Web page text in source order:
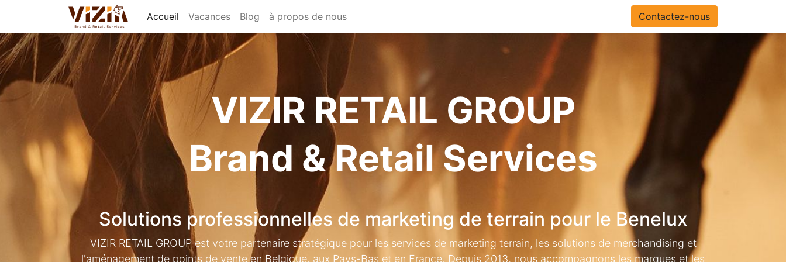
Accueil Vacances Blog à propos de nous Contactez-nous
VIZIR RETAIL GROUP
Brand & Retail Services
Solutions professionnelles de marketing de terrain pour le Benelux
VIZIR RETAIL GROUP est votre partenaire stratégique pour les services de marketing terrain, les solutions de merchandising et
l'aménagement de points de vente en Belgique, aux Pays-Bas et en France. Depuis 2013, nous accompagnons les marques et les